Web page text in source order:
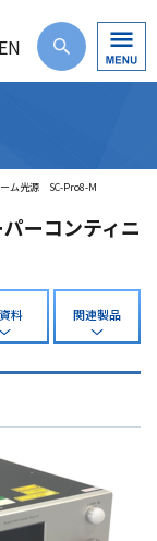
EN
ーム光源 SC-Pro8-M
ーコンティニ
料 関連製品